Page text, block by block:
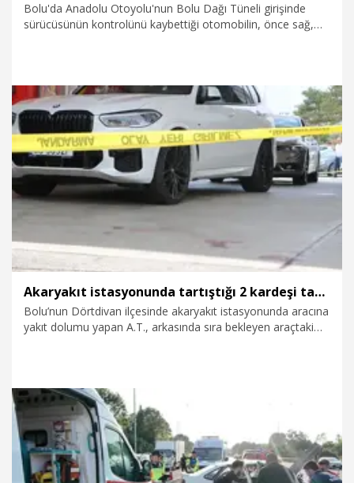
Bolu'da Anadolu Otoyolu'nun Bolu Dağı Tüneli girişinde
sürücüsünün kontrolünü kaybettiği otomobilin, önce sağ,
30.07.2026 Gündem
Akaryakıt istasyonunda tartıştığı 2 kardeşi tabancayla vurdu
Bolu’nun Dörtdivan ilçesinde akaryakıt istasyonunda aracına
yakıt dolumu yapan A.T., arkasında sıra bekleyen araçtaki
23.07.2026 Gündem